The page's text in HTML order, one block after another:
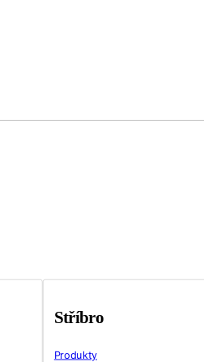
Stříbro
Produkty